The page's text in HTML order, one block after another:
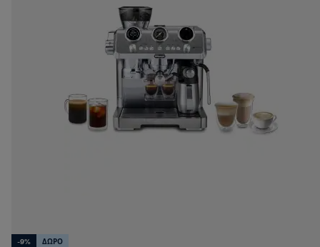
-9% ΔΩΡΟ